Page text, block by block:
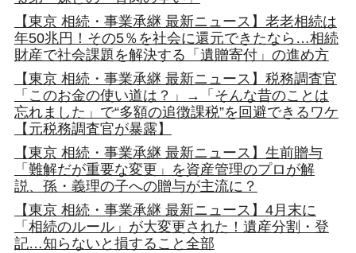
【東京 相続・事業承継 最新ニュース】老老相続は
年50兆円！その5％を社会に還元できたなら…相続
財産で社会課題を解決する「遺贈寄付」の進め方
【東京 相続・事業承継 最新ニュース】税務調査官
「このお金の使い道は？」→「そんな昔のことは
忘れました」で“多額の追徴課税”を回避できるワケ
【元税務調査官が暴露】
【東京 相続・事業承継 最新ニュース】生前贈与
「難解だが重要な変更」を資産管理のプロが解
説、孫・義理の子への贈与が主流に？
【東京 相続・事業承継 最新ニュース】4月末に
「相続のルール」が大変更された！遺産分割・登
記…知らないと損すること全部